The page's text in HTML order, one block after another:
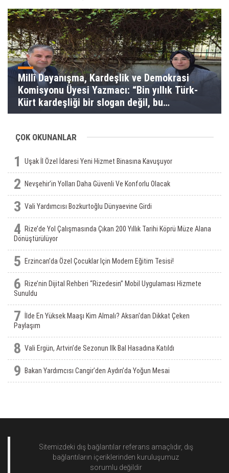
Millî Dayanışma, Kardeşlik ve Demokrasi
Komisyonu Üyesi Yazmacı: “Bin yıllık Türk-
Kürt kardeşliği bir slogan değil, bu
toprakların gerçeğidir”
ÇOK OKUNANLAR
1 Uşak İl Özel İdaresi Yeni Hizmet Binasına Kavuşuyor
2 Nevşehir’in Yolları Daha Güvenli Ve Konforlu Olacak
3 Vali Yardımcısı Bozkurtoğlu Dünyaevine Girdi
4
Rize’de Yol Çalışmasında Çıkan 200 Yıllık Tarihi Köprü Müze Alana
Dönüştürülüyor
5 Erzincan’da Özel Çocuklar Için Modern Eğitim Tesisi!
6
Rize’nin Dijital Rehberi “Rizedesin” Mobil Uygulaması Hizmete
Sunuldu
7
İlde En Yüksek Maaşı Kim Almalı? Aksan'dan Dikkat Çeken
Paylaşım
8 Vali Ergün, Artvin’de Sezonun Ilk Bal Hasadına Katıldı
9 Bakan Yardımcısı Cangir’den Aydın’da Yoğun Mesai
Sitemizdeki dış bağlantılar referans amaçlıdır, dış
bağlantıların içeriklerinden kuruluşumuz
sorumlu değildir